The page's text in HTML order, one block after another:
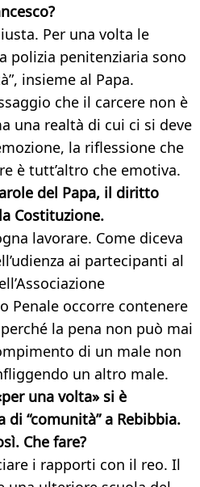
Per una volta le
polizia penitenziaria sono
insieme al Papa.
che il carcere non è
una realtà di cui ci si deve
la riflessione che
è tutt’altro che emotiva.
del Papa, il diritto
Costituzione.
lavorare. Come diceva
ai partecipanti al
Penale occorre contenere
la pena non può mai
di un male non
un altro male.
una volta» si è
“comunità” a Rebibbia.
Che fare?
i rapporti con il reo. Il